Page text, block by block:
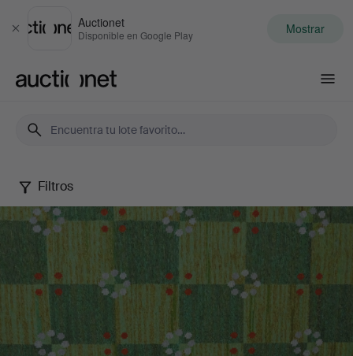
Cerrar
Auctionet
Disponible en Google Play Mostrar
Autumn
Quality
Sale
Filtros